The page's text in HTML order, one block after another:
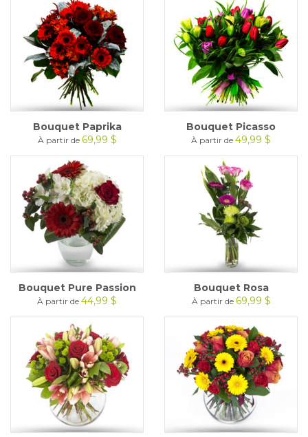
Bouquet Paprika
À partir de 69,99 $
Bouquet Picasso
À partir de 49,99 $
Bouquet Pure Passion
À partir de 44,99 $
Bouquet Rosa
À partir de 69,99 $